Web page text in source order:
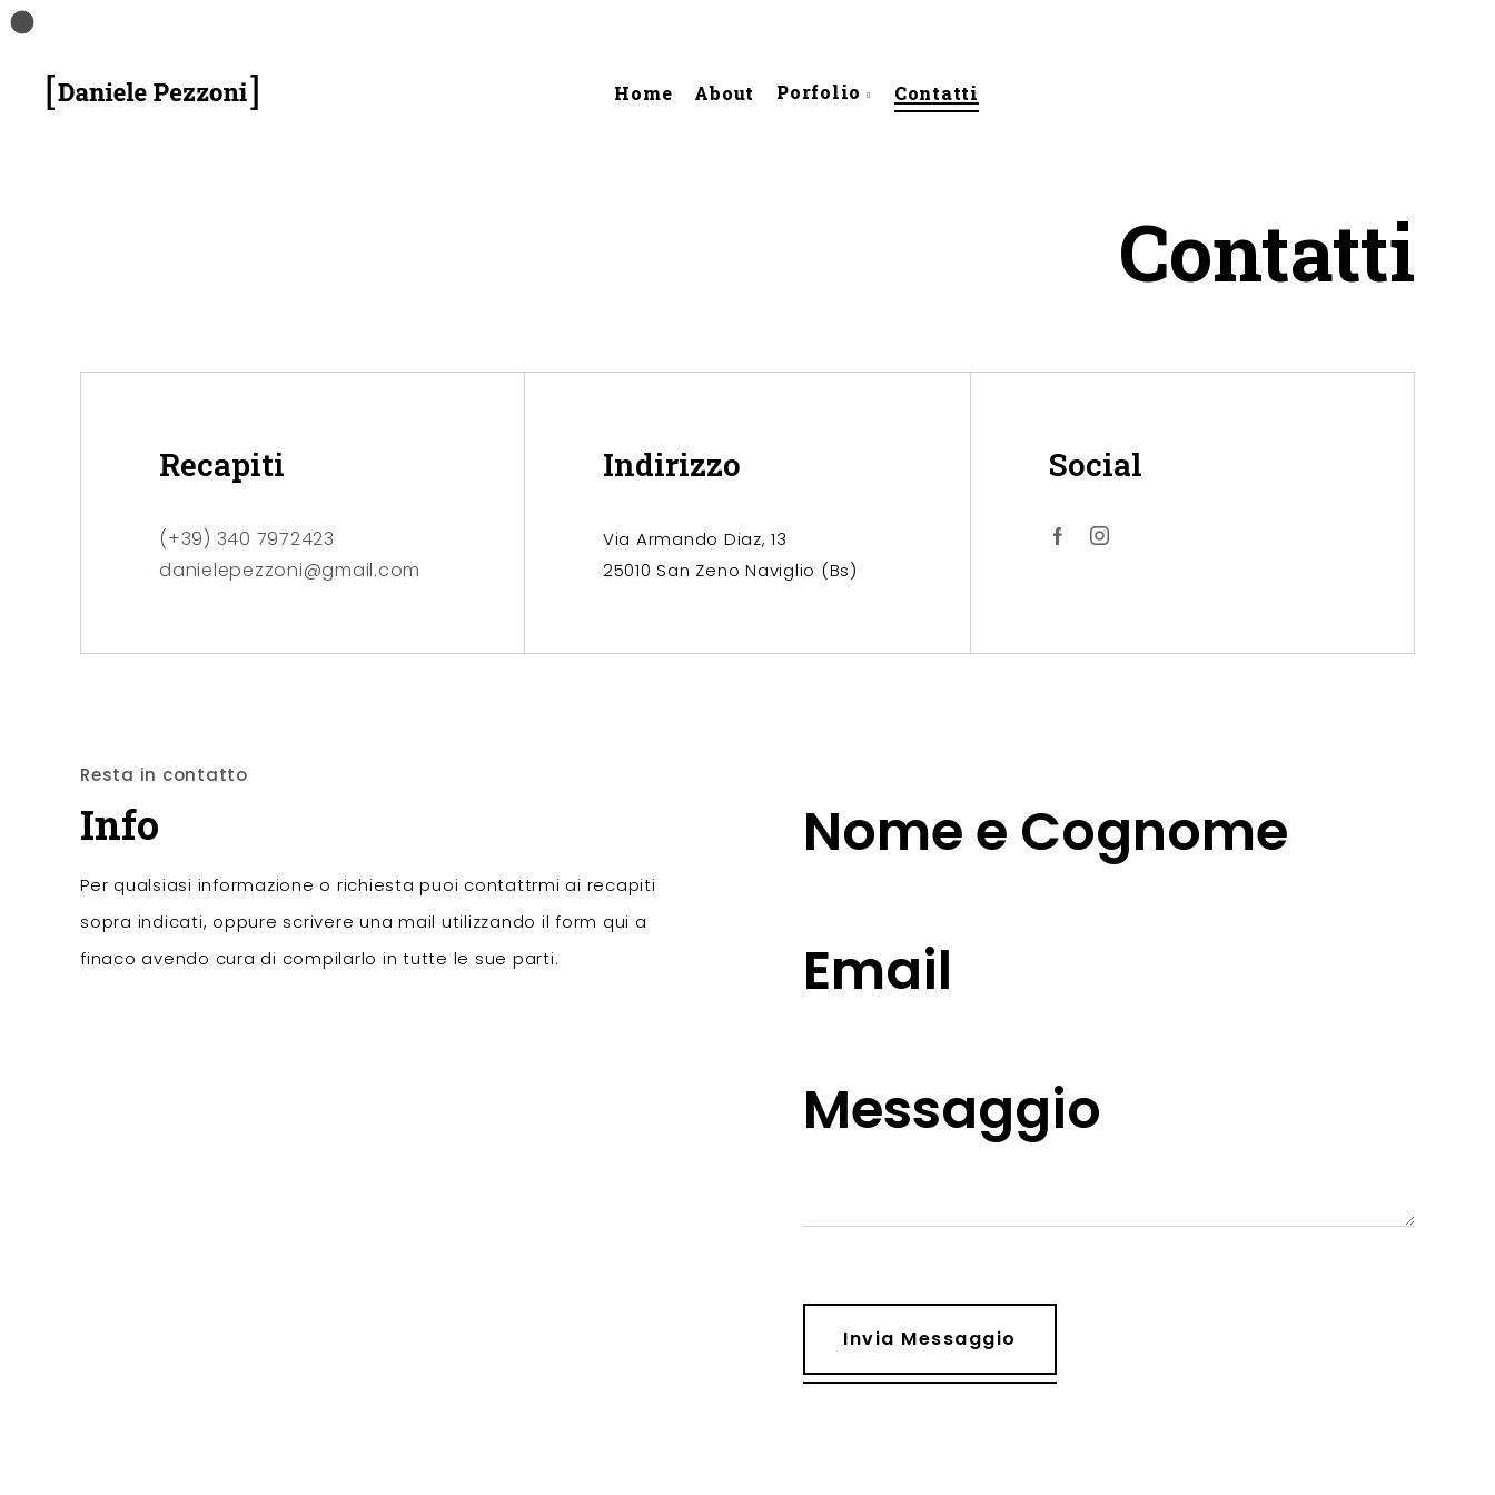
Home About Porfolio Contatti
Contatti
Recapiti
(+39) 340 7972423
danielepezzoni@gmail.com
Indirizzo
Via Armando Diaz, 13
25010 San Zeno Naviglio (Bs)
Social
Resta in contatto
Info
Per qualsiasi informazione o richiesta puoi contattrmi ai recapiti
sopra indicati, oppure scrivere una mail utilizzando il form qui a
finaco avendo cura di compilarlo in tutte le sue parti.